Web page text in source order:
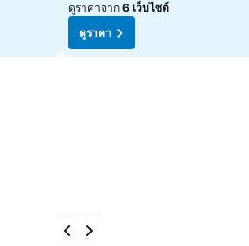
ดูราคาจาก 6 เว็บไซต์
ดูราคา